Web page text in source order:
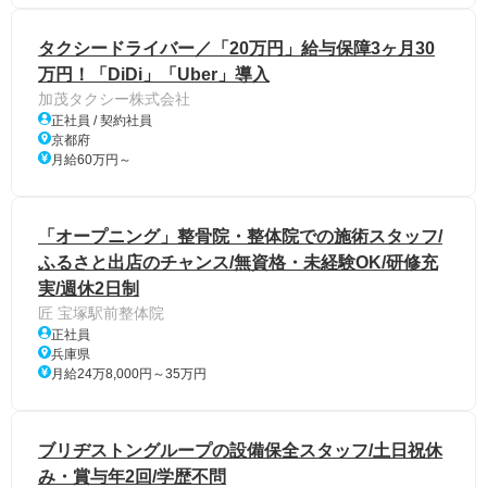
タクシードライバー／「20万円」給与保障3ヶ月30
万円！「DiDi」「Uber」導入
加茂タクシー株式会社
正社員 / 契約社員
京都府
月給60万円～
「オープニング」整骨院・整体院での施術スタッフ/
ふるさと出店のチャンス/無資格・未経験OK/研修充
実/週休2日制
匠 宝塚駅前整体院
正社員
兵庫県
月給24万8,000円～35万円
ブリヂストングループの設備保全スタッフ/土日祝休
み・賞与年2回/学歴不問